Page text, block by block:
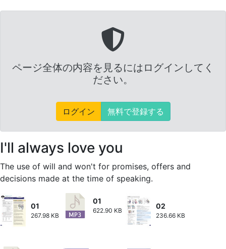
ページ全体の内容を見るにはログインしてく
ださい。
ログイン 無料で登録する
I'll always love you
The use of will and won't for promises, offers and
decisions made at the time of speaking.
01
267.98 KB
01
622.90 KB
02
236.66 KB